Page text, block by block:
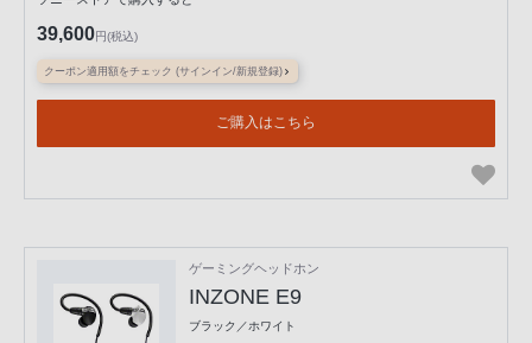
39,600円(税込)
クーポン適用額をチェック (サインイン/新規登録)
ご購入はこちら
ゲーミングヘッドホン
INZONE E9
ブラック／ホワイト